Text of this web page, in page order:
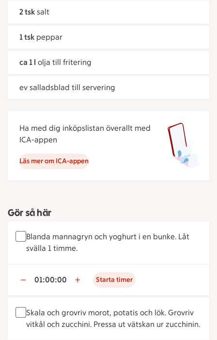
2 tsk salt
1 tsk peppar
ca 1 l olja till fritering
ev salladsblad till servering
Ha med dig inköpslistan överallt med
ICA-appen
Läs mer om ICA-appen
Gör så här
Blanda mannagryn och yoghurt i en bunke. Låt
svälla 1 timme.
01:00:00 Starta timer
Skala och grovriv morot, potatis och lök. Grovriv
vitkål och zucchini. Pressa ut vätskan ur zucchinin.